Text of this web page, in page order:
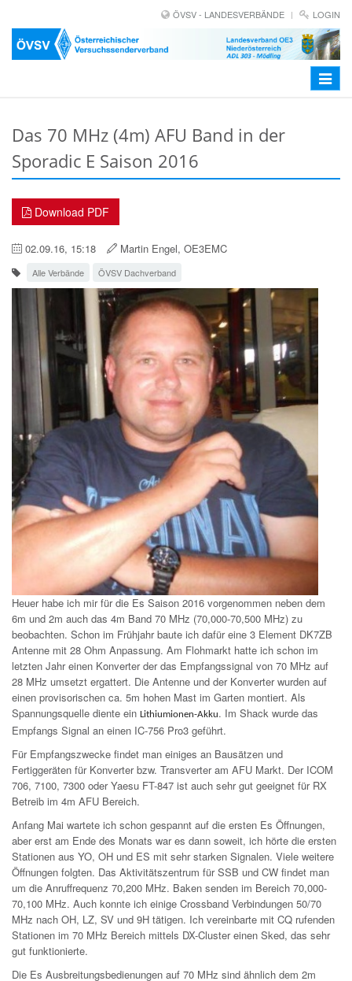
ÖVSV - LANDESVERBÄNDE LOGIN
Toggle
Das 70 MHz (4m) AFU Band in der
Sporadic E Saison 2016
Download PDF
02.09.16, 15:18 Martin Engel, OE3EMC
Alle Verbände ÖVSV Dachverband
Heuer habe ich mir für die Es Saison 2016 vorgenommen neben dem
6m und 2m auch das 4m Band 70 MHz (70,000-70,500 MHz) zu
beobachten. Schon im Frühjahr baute ich dafür eine 3 Element DK7ZB
Antenne mit 28 Ohm Anpassung. Am Flohmarkt hatte ich schon im
letzten Jahr einen Konverter der das Empfangssignal von 70 MHz auf
28 MHz umsetzt ergattert. Die Antenne und der Konverter wurden auf
einen provisorischen ca. 5m hohen Mast im Garten montiert. Als
Spannungsquelle diente ein Lithiumionen-Akku. Im Shack wurde das
Empfangs Signal an einen IC-756 Pro3 geführt.
Für Empfangszwecke findet man einiges an Bausätzen und
Fertiggeräten für Konverter bzw. Transverter am AFU Markt. Der ICOM
706, 7100, 7300 oder Yaesu FT-847 ist auch sehr gut geeignet für RX
Betreib im 4m AFU Bereich.
Anfang Mai wartete ich schon gespannt auf die ersten Es Öffnungen,
aber erst am Ende des Monats war es dann soweit, ich hörte die ersten
Stationen aus YO, OH und ES mit sehr starken Signalen. Viele weitere
Öffnungen folgten. Das Aktivitätszentrum für SSB und CW findet man
um die Anruffrequenz 70,200 MHz. Baken senden im Bereich 70,000-
70,100 MHz. Auch konnte ich einige Crossband Verbindungen 50/70
MHz nach OH, LZ, SV und 9H tätigen. Ich vereinbarte mit CQ rufenden
Stationen im 70 MHz Bereich mittels DX-Cluster einen Sked, das sehr
gut funktionierte.
Die Es Ausbreitungsbedienungen auf 70 MHz sind ähnlich dem 2m